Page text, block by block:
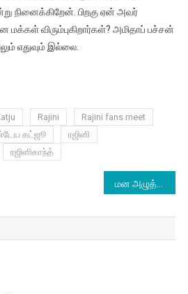
நினைக்கிறேன். பிறகு ஏன் அவர்
மக்கள் விரும்புகிறார்கள்? அமிதாப் பச்சன்
எதுவும் இல்லை.
Rajini
Rajini fans meet
கட்ஜூ
ரஜினி
ரஜினிகாந்த்
மன அழுத்தத்திற்கு பாராட்டுகளே மருந்து : சமந்தா